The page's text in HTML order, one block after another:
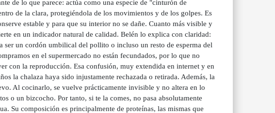
de lo que parece: actúa como una especie de "cinturón de
de la clara, protegiéndola de los movimientos y de los golpes. Es
estable y para que su interior no se dañe. Cuanto más visible y
en un indicador natural de calidad. Belén lo explica con claridad:
ser un cordón umbilical del pollito o incluso un resto de esperma del
en el supermercado no están fecundados, por lo que no
con la reproducción. Esa confusión, muy extendida en internet y en
la chalaza haya sido injustamente rechazada o retirada. Además, la
Al cocinarlo, se vuelve prácticamente invisible y no altera en lo
o un bizcocho. Por tanto, si te la comes, no pasa absolutamente
Su composición es principalmente de proteínas, las mismas que